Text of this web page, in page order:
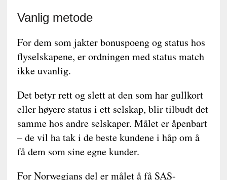
Vanlig metode
For dem som jakter bonuspoeng og status hos
flyselskapene, er ordningen med status match
ikke uvanlig.
Det betyr rett og slett at den som har gullkort
eller høyere status i ett selskap, blir tilbudt det
samme hos andre selskaper. Målet er åpenbart
– de vil ha tak i de beste kundene i håp om å
få dem som sine egne kunder.
For Norwegians del er målet å få SAS-